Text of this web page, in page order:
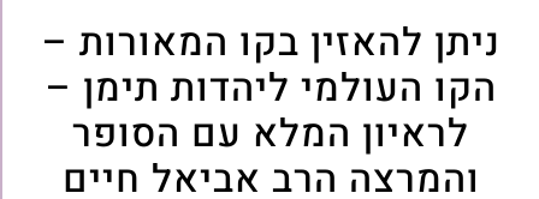
ניתן להאזין בקו המאורות –
הקו העולמי ליהדות תימן –
לראיון המלא עם הסופר
והמרצה הרב אביאל חיים